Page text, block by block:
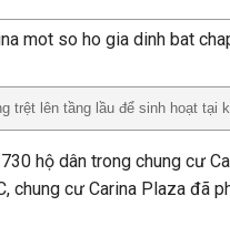
trệt lên tầng lầu để sinh hoạt tại
hộ dân trong chung cư
chung cư Carina Plaza đã